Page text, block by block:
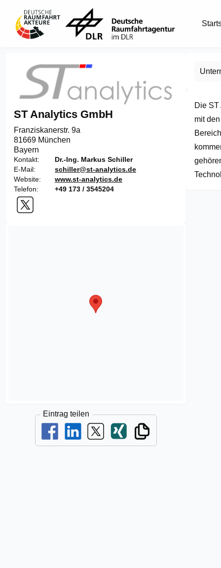
ST Analytics GmbH
Franziskanerstr. 9a
81669 München
Bayern
Kontakt
Dr.-Ing. Markus Schiller
E-Mail
schiller@st-analytics.de
Website
www.st-analytics.de
Telefon
+49 173 / 3545204
Eintrag teilen
Die
mit